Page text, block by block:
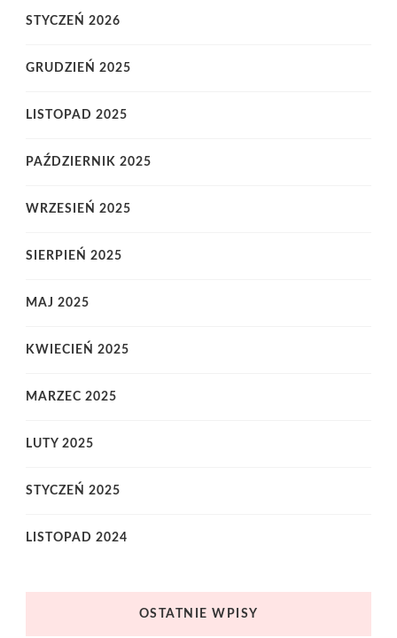
STYCZEŃ 2026
GRUDZIEŃ 2025
LISTOPAD 2025
PAŹDZIERNIK 2025
WRZESIEŃ 2025
SIERPIEŃ 2025
MAJ 2025
KWIECIEŃ 2025
MARZEC 2025
LUTY 2025
STYCZEŃ 2025
LISTOPAD 2024
OSTATNIE WPISY